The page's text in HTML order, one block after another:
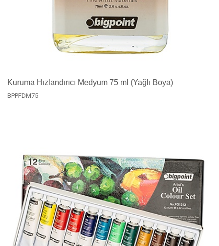
Kuruma Hızlandırıcı Medyum 75 ml (Yağlı Boya)
BPPFDM75